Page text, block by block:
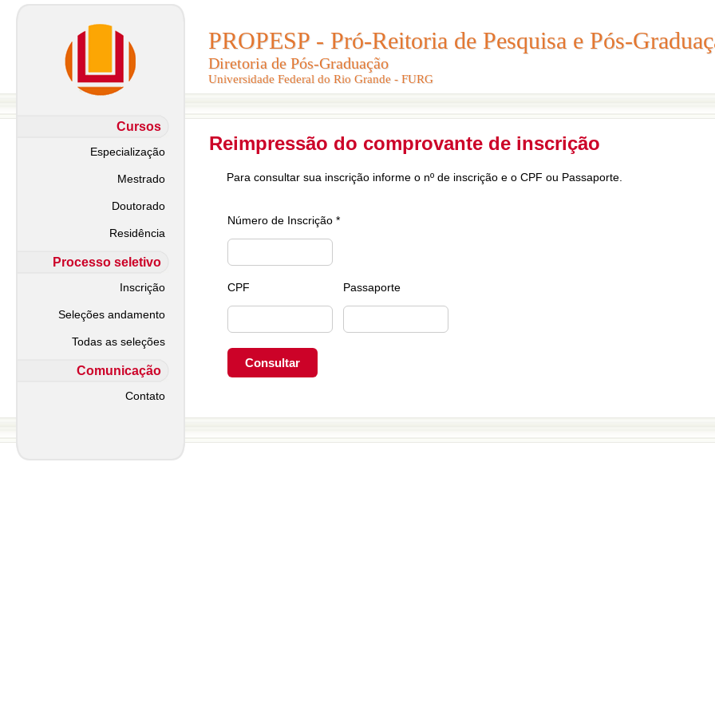
PROPESP - Pró-Reitoria de Pesquisa e Pós-
Diretoria de Pós-Graduação
Universidade Federal do Rio Grande - FURG
PROPESP - Pró-Reitoria de Pesquisa e Pós-
Diretoria de Pós-Graduação
Universidade Federal do Rio Grande - FURG
Cursos
Especialização
Mestrado
Doutorado
Residência
Processo seletivo
Inscrição
Seleções andamento
Todas as seleções
Comunicação
Contato
Reimpressão do comprovante de inscrição
Para consultar sua inscrição informe o nº de inscrição e o CPF ou Passaporte.
Número de Inscrição *
CPF Passaporte